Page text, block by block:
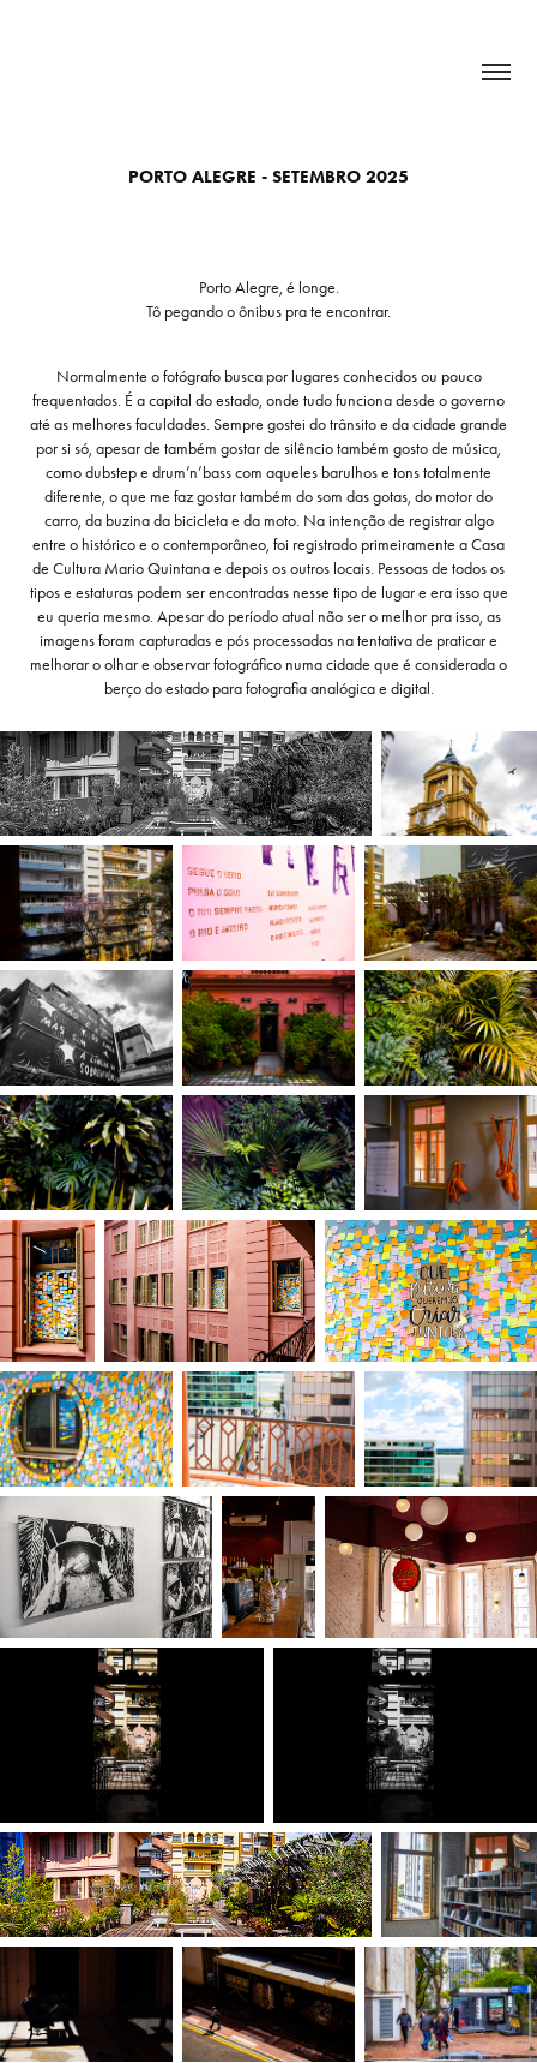
PORTO ALEGRE - SETEMBRO 2025
Porto Alegre, é longe.
Tô pegando o ônibus pra te encontrar.
Normalmente o fotógrafo busca por lugares conhecidos ou pouco
frequentados. É a capital do estado, onde tudo funciona desde o governo
até as melhores faculdades. Sempre gostei do trânsito e da cidade grande
por si só, apesar de também gostar de silêncio também gosto de música,
como dubstep e drum’n’bass com aqueles barulhos e tons totalmente
diferente, o que me faz gostar também do som das gotas, do motor do
carro, da buzina da bicicleta e da moto. Na intenção de registrar algo
entre o histórico e o contemporâneo, foi registrado primeiramente a Casa
de Cultura Mario Quintana e depois os outros locais. Pessoas de todos os
tipos e estaturas podem ser encontradas nesse tipo de lugar e era isso que
eu queria mesmo. Apesar do período atual não ser o melhor pra isso, as
imagens foram capturadas e pós processadas na tentativa de praticar e
melhorar o olhar e observar fotográfico numa cidade que é considerada o
berço do estado para fotografia analógica e digital.